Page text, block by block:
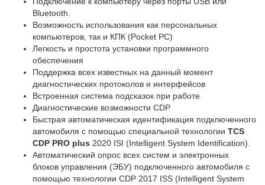
Bluetooth.
Возможность использования как персональных
компьютеров, так и КПК (Pocket PC)
Легкость и простота установки программного
обеспечения
Поддержка всех известных на данный момент
диагностических протоколов и интерфейсов
Встроенная система подсказок при работе
Диагностические возможности CDP
Быстрая автоматическая идентификация подключенного
автомобиля с помощью специальной технологии TCS
CDP PRO plus 2020 ISI (Intelligent System Identification).
Автоматический опрос всех систем и электронных
блоков управления (ЭБУ) подключенного автомобиля с
помощью технологии CDP 2017 ISS (Intelligent System